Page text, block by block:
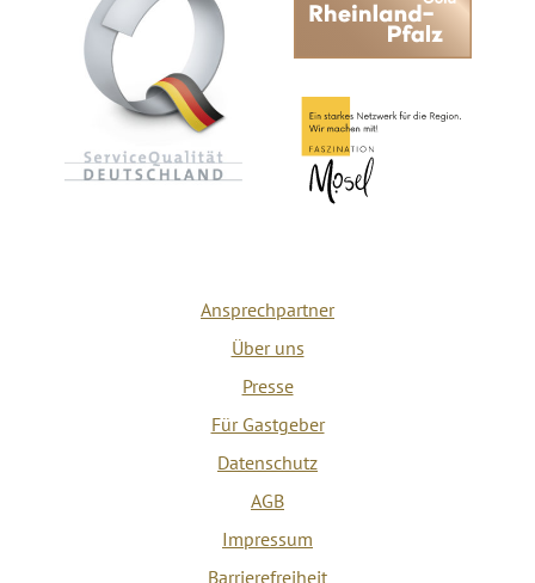
Ansprechpartner
Über uns
Presse
Für Gastgeber
Datenschutz
AGB
Impressum
Barrierefreiheit